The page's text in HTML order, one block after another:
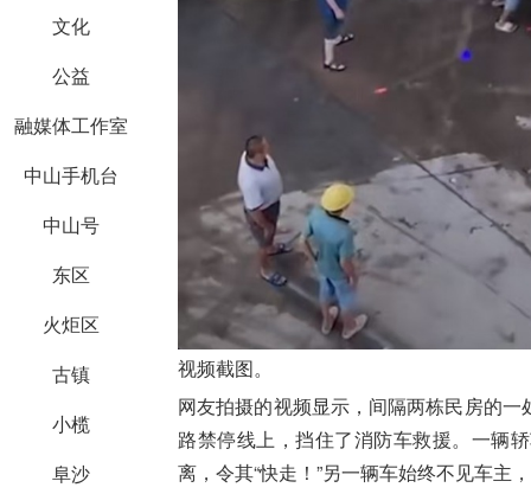
文化
公益
融媒体工作室
中山手机台
中山号
东区
火炬区
古镇
小榄
阜沙
视频截图。
网友拍摄的视频显示，间隔两栋民房的
路禁停线上，挡住了消防车救援。一辆
离，令其“快走！”另一辆车始终不见车主